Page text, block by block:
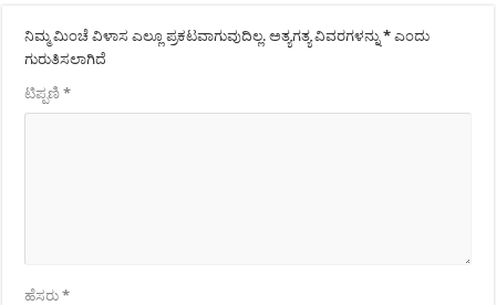
ನಿಮ್ಮ ಮಿಂಚೆ ವಿಳಾಸ ಎಲ್ಲೂ ಪ್ರಕಟವಾಗುವುದಿಲ್ಲ. ಅತ್ಯಗತ್ಯ ವಿವರಗಳನ್ನು* ಎಂದು
ಗುರುತಿಸಲಾಗಿದೆ
ಟಿಪ್ಪಣಿ*
ಹೆಸರು*